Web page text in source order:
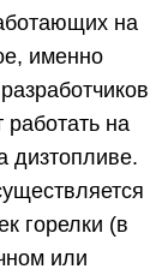
на
именно
на
дизтопливе.
горелки (в
или